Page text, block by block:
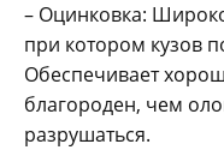
– Оцинковка:
при котором кузов
Обеспечивает
благороден, чем
разрушаться.